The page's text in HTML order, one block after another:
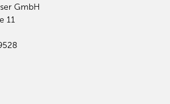
GmbH
11